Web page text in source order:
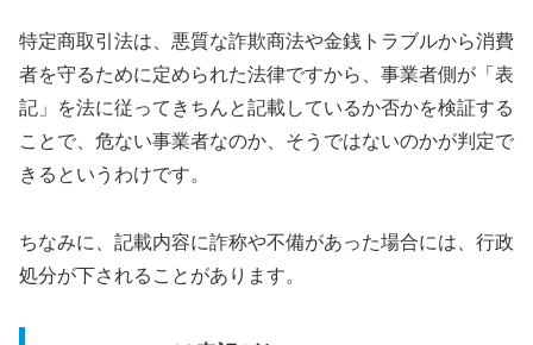
特定商取引法は、悪質な詐欺商法や金銭トラブルから消費
者を守るために定められた法律ですから、事業者側が「表
記」を法に従ってきちんと記載しているか否かを検証する
ことで、危ない事業者なのか、そうではないのかが判定で
きるというわけです。
ちなみに、記載内容に詐称や不備があった場合には、行政
処分が下されることがあります。